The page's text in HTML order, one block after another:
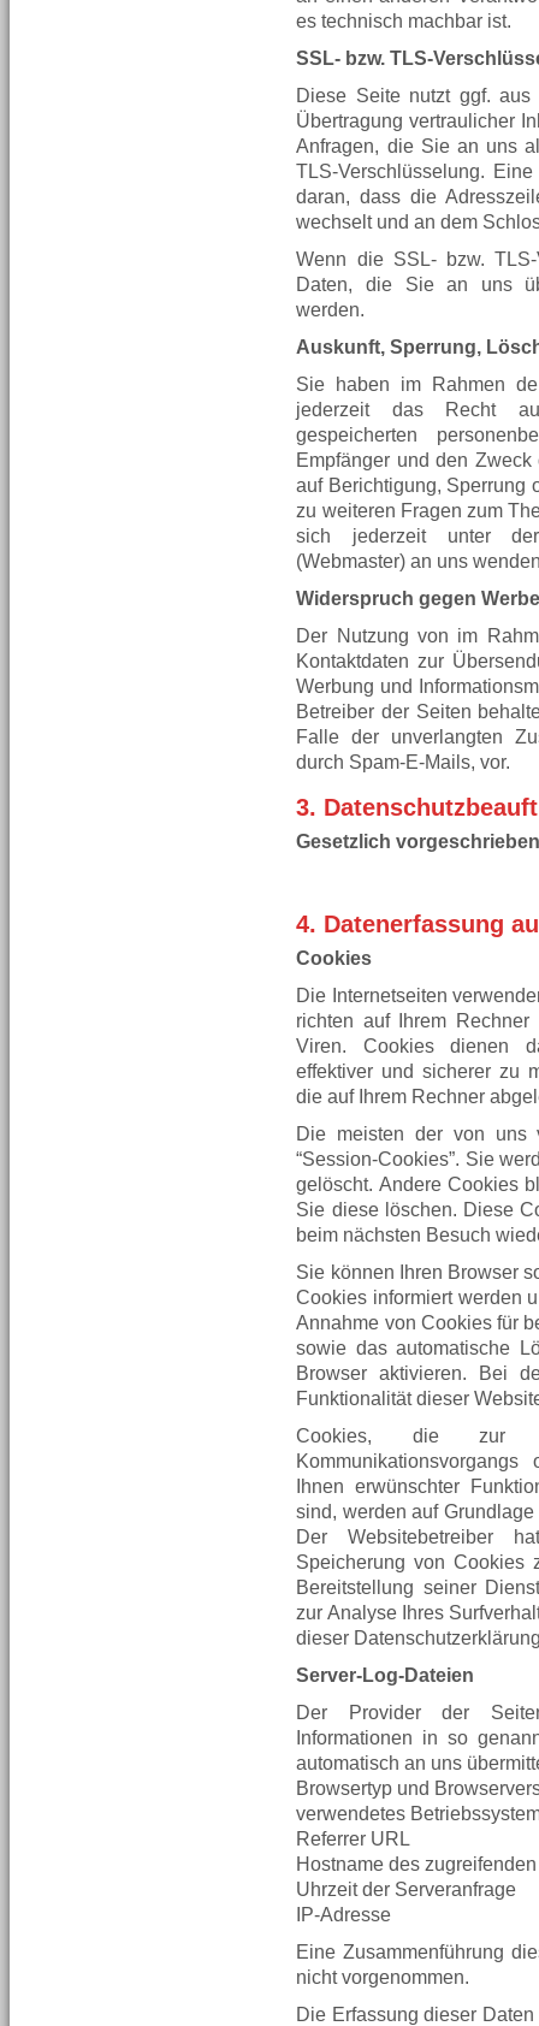
es technisch machbar ist.
SSL- bzw. TLS-
Diese Seite nutzt ggf. aus
Übertragung vertraulicher
Anfragen, die Sie an uns
TLS-Verschlüsselung.
daran, dass die
wechselt und an dem
Wenn die SSL- bzw.
Daten, die Sie an uns
werden.
Auskunft, Sperrung,
Sie haben im Rahmen
jederzeit das Recht
gespeicherten
Empfänger und den
auf Berichtigung, Sperrung
zu weiteren Fragen zum
sich jederzeit unter
(Webmaster) an uns
Widerspruch gegen
Der Nutzung von im
Kontaktdaten zur
Werbung und
Betreiber der Seiten
Falle der unverlangten
durch Spam-E-Mails, vor.
3.
Gesetzlich
4. Datenerfassung
Cookies
Die Internetseiten
richten auf Ihrem
Viren. Cookies dienen
effektiver und sicherer zu
die auf Ihrem Rechner
Die meisten der von uns
“Session-Cookies”. Sie
gelöscht. Andere Cookies
Sie diese löschen. Diese
beim nächsten Besuch
Sie können Ihren Browser
Cookies informiert werden
Annahme von Cookies für
sowie das automatische
Browser aktivieren. Bei
Funktionalität dieser
Cookies, die zur
Ihnen erwünschter
sind, werden auf
Der Websitebetreiber
Speicherung von Cookies
Bereitstellung seiner
zur Analyse Ihres
dieser
Server-Log-Dateien
Der Provider der
Informationen in so
automatisch an uns
Browsertyp und
verwendetes
Referrer URL
Hostname des
Uhrzeit der Serveranfrage
IP-Adresse
Eine Zusammenführung
nicht vorgenommen.
Die Erfassung dieser